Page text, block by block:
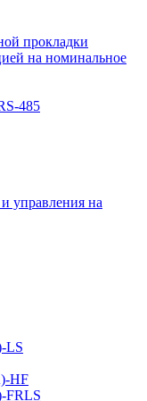
прокладки
на номинальное
485
управления на
LS
HF
FRLS